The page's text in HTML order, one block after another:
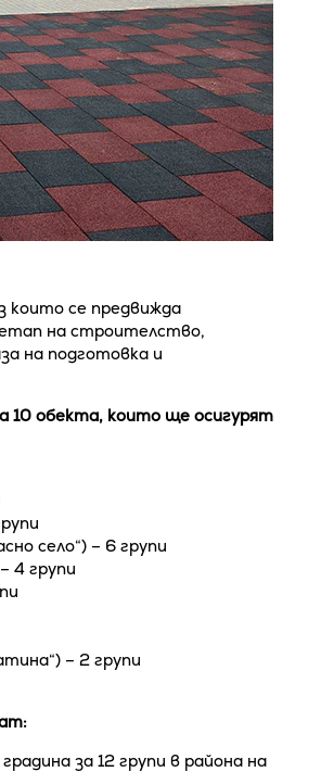
които се предвижда
етап на строителство,
на подготовка и
10 обекта, които ще осигурят
село“) – 6 групи
4 групи
– 2 групи
за 12 групи в района на